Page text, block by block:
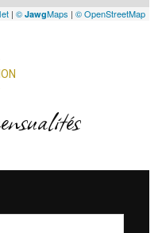
| © JawgMaps | © OpenStreetMap